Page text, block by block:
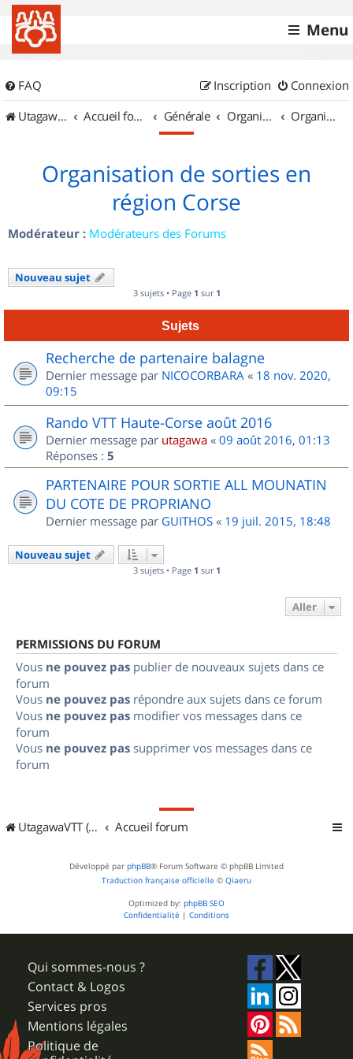
Menu
FAQ Connexion
Inscription
UtagawaVTT (Randos VTT et VTTAE avec traces GPS)
Accueil forum Générale Organisation de sorties & Recherche de partenaires Organisation de sorties en région Corse
Organisation de sorties en
région Corse
Modérateur : Modérateurs des Forums
Nouveau sujet
3 sujets • Page 1 sur 1
Sujets
Recherche de partenaire balagne
Dernier message par NICOCORBARA « 18 nov. 2020,
09:15
Rando VTT Haute-Corse août 2016
Dernier message par utagawa « 09 août 2016, 01:13
Réponses : 5
PARTENAIRE POUR SORTIE ALL MOUNATIN
DU COTE DE PROPRIANO
Dernier message par GUITHOS « 19 juil. 2015, 18:48
Nouveau sujet
3 sujets • Page 1 sur 1
Aller
PERMISSIONS DU FORUM
Vous ne pouvez pas publier de nouveaux sujets dans ce
forum
Vous ne pouvez pas répondre aux sujets dans ce forum
Vous ne pouvez pas modifier vos messages dans ce
forum
Vous ne pouvez pas supprimer vos messages dans ce
forum
UtagawaVTT (Randos VTT et VTTAE avec traces GPS) Accueil forum
Développé par phpBB® Forum Software © phpBB Limited
Traduction française officielle © Qiaeru
Optimized by: phpBB SEO
Confidentialité | Conditions
Qui sommes-nous ?
Contact & Logos
Services pros
Mentions légales
Politique de